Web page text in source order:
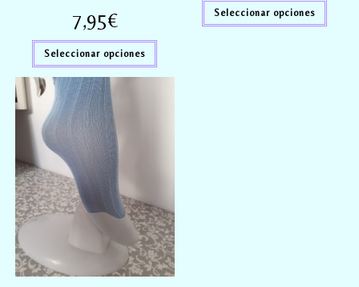
7,95€
Seleccionar opciones
Seleccionar opciones